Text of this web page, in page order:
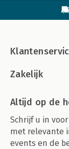
Zakelijk
Altijd op de
Schrijf u in
met relevante
events en de